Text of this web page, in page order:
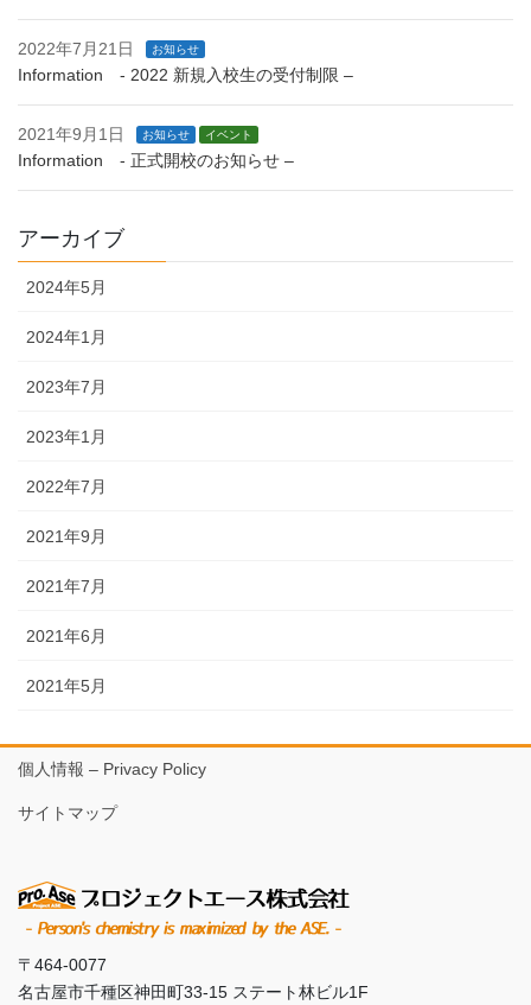
2022年7月21日 お知らせ
Information - 2022 新規入校生の受付制限 –
2021年9月1日 お知らせ イベント
Information - 正式開校のお知らせ –
アーカイブ
2024年5月
2024年1月
2023年7月
2023年1月
2022年7月
2021年9月
2021年7月
2021年6月
2021年5月
個人情報 – Privacy Policy
サイトマップ
〒464-0077
名古屋市千種区神田町33-15 ステート林ビル1F